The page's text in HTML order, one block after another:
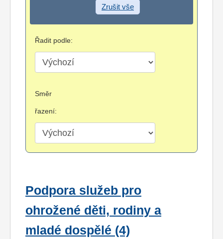
Zrušit vše
Řadit podle:
Směr
řazení:
Podpora služeb pro
ohrožené děti, rodiny a
mladé dospělé (4)